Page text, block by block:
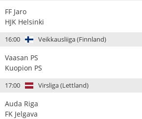
FF Jaro
HJK Helsinki
16:00 Veikkausliiga (Finnland)
Vaasan PS
Kuopion PS
17:00 Virsliga (Lettland)
Auda Riga
FK Jelgava